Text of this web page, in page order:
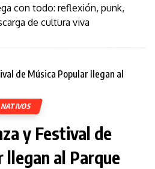
con todo: reflexión, punk,
de cultura viva
NATIVOS
y Festival de
llegan al Parque